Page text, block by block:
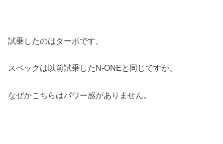
試乗したのはターボです。
スペックは以前試乗したN-ONEと同じですが、
なぜかこちらはパワー感がありません。